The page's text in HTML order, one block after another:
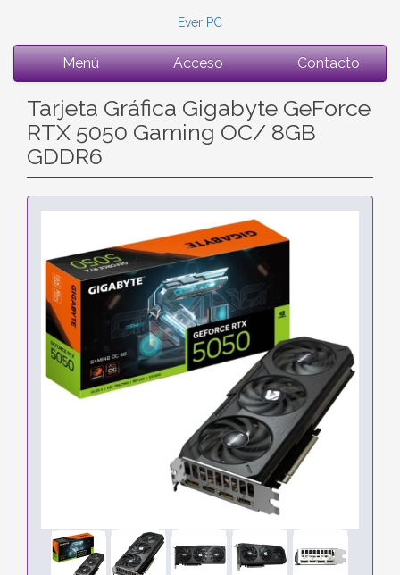
Ever PC
Menú Acceso Contacto
Tarjeta Gráfica Gigabyte GeForce
RTX 5050 Gaming OC/ 8GB
GDDR6